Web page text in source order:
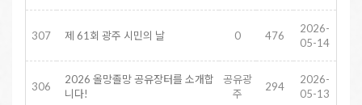
307 제 61회 광주 시민의 날 0 476
2026-
05-14
306
2026 올망졸망 공유장터를 소개합
니다!
공유광
주
294
2026-
05-13